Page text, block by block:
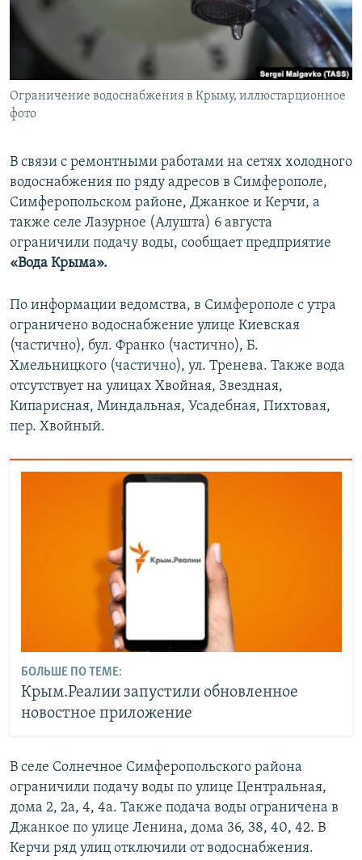
КРЫМ.НЕПОКОРЕННЫЙ
УКРАИНСКАЯ ПРОБЛЕМА КРЫМА
Ограничение водоснабжения в Крыму, иллюстарционное
фото
В связи с ремонтными работами на сетях холодного
водоснабжения по ряду адресов в Симферополе,
Симферопольском районе, Джанкое и Керчи, а
также селе Лазурное (Алушта) 6 августа
ограничили подачу воды, сообщает предприятие
«Вода Крыма».
По информации ведомства, в Симферополе с утра
ограничено водоснабжение улице Киевская
(частично), бул. Франко (частично), Б.
Хмельницкого (частично), ул. Тренева. Также вода
отсутствует на улицах Хвойная, Звездная,
Кипарисная, Миндальная, Усадебная, Пихтовая,
пер. Хвойный.
БОЛЬШЕ ПО ТЕМЕ:
Крым.Реалии запустили обновленное
новостное приложение
В селе Солнечное Симферопольского района
ограничили подачу воды по улице Центральная,
дома 2, 2а, 4, 4а. Также подача воды ограничена в
Джанкое по улице Ленина, дома 36, 38, 40, 42. В
Керчи ряд улиц отключили от водоснабжения.